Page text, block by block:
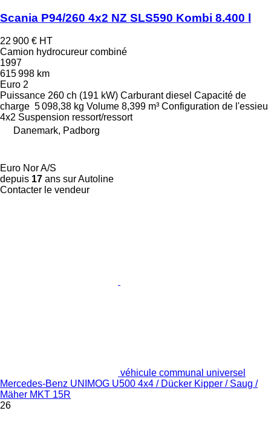
Scania P94/260 4x2 NZ SLS590 Kombi 8.400 l
22 900 € HT
Camion hydrocureur combiné
1997
615 998 km
Euro 2
Puissance 260 ch (191 kW) Carburant diesel Capacité de
charge 5 098,38 kg Volume 8,399 m³ Configuration de l'essieu
4x2 Suspension ressort/ressort
Danemark, Padborg
Euro Nor A/S
depuis 17 ans sur Autoline
Contacter le vendeur
véhicule communal universel
Mercedes-Benz UNIMOG U500 4x4 / Dücker Kipper / Saug /
Mäher MKT 15R
26